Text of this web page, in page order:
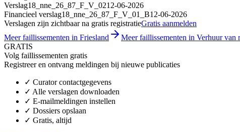
Verslag18_nne_26_87_F_V_0212-06-2026
Financieel verslag18_nne_26_87_F_V_01_B12-06-2026
Verslagen zijn zichtbaar na gratis registratieGratis aanmelden
Meer faillissementen in Friesland
Meer faillissementen in Verhuur van
GRATIS
Volg faillissementen gratis
Registreer en ontvang meldingen bij nieuwe publicaties
✓ Curator contactgegevens
✓ Alle verslagen downloaden
✓ E-mailmeldingen instellen
✓ Dossiers opslaan
✓ Gratis, altijd